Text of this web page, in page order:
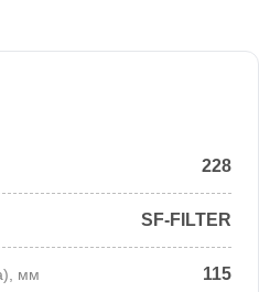
228
SF-FILTER
мм 115